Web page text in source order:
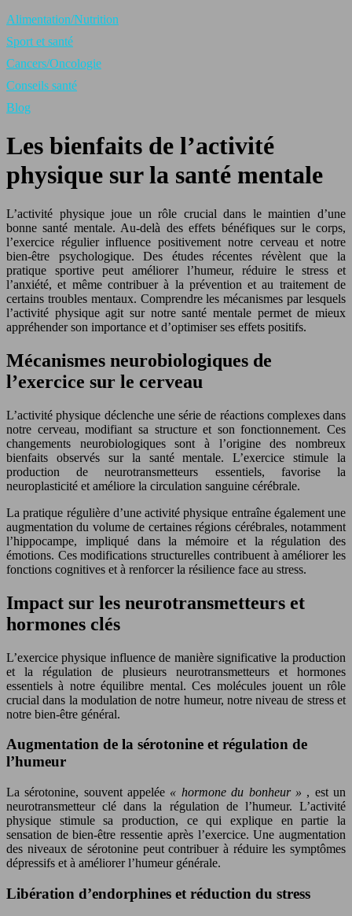
Alimentation/Nutrition
Sport et santé
Cancers/Oncologie
Conseils santé
Blog
Les bienfaits de l’activité
physique sur la santé mentale
L’activité physique joue un rôle crucial dans le maintien d’une
bonne santé mentale. Au-delà des effets bénéfiques sur le corps,
l’exercice régulier influence positivement notre cerveau et notre
bien-être psychologique. Des études récentes révèlent que la
pratique sportive peut améliorer l’humeur, réduire le stress et
l’anxiété, et même contribuer à la prévention et au traitement de
certains troubles mentaux. Comprendre les mécanismes par lesquels
l’activité physique agit sur notre santé mentale permet de mieux
appréhender son importance et d’optimiser ses effets positifs.
Mécanismes neurobiologiques de
l’exercice sur le cerveau
L’activité physique déclenche une série de réactions complexes dans
notre cerveau, modifiant sa structure et son fonctionnement. Ces
changements neurobiologiques sont à l’origine des nombreux
bienfaits observés sur la santé mentale. L’exercice stimule la
production de neurotransmetteurs essentiels, favorise la
neuroplasticité et améliore la circulation sanguine cérébrale.
La pratique régulière d’une activité physique entraîne également une
augmentation du volume de certaines régions cérébrales, notamment
l’hippocampe, impliqué dans la mémoire et la régulation des
émotions. Ces modifications structurelles contribuent à améliorer les
fonctions cognitives et à renforcer la résilience face au stress.
Impact sur les neurotransmetteurs et
hormones clés
L’exercice physique influence de manière significative la production
et la régulation de plusieurs neurotransmetteurs et hormones
essentiels à notre équilibre mental. Ces molécules jouent un rôle
crucial dans la modulation de notre humeur, notre niveau de stress et
notre bien-être général.
Augmentation de la sérotonine et régulation de
l’humeur
La sérotonine, souvent appelée « hormone du bonheur » , est un
neurotransmetteur clé dans la régulation de l’humeur. L’activité
physique stimule sa production, ce qui explique en partie la
sensation de bien-être ressentie après l’exercice. Une augmentation
des niveaux de sérotonine peut contribuer à réduire les symptômes
dépressifs et à améliorer l’humeur générale.
Libération d’endorphines et réduction du stress